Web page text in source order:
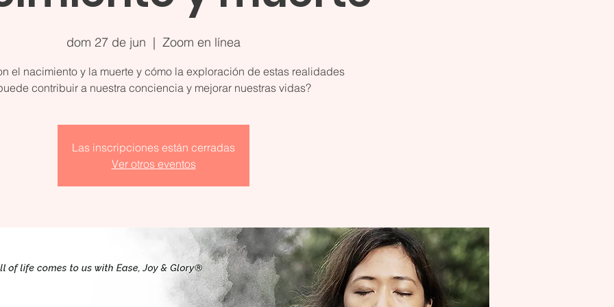
dom 27 de jun
  |
Zoom en línea
el nacimiento y la muerte y cómo la exploración de estas realidades
contribuir a nuestra conciencia y mejorar nuestras vidas?
Las inscripciones están cerradas
Ver otros eventos